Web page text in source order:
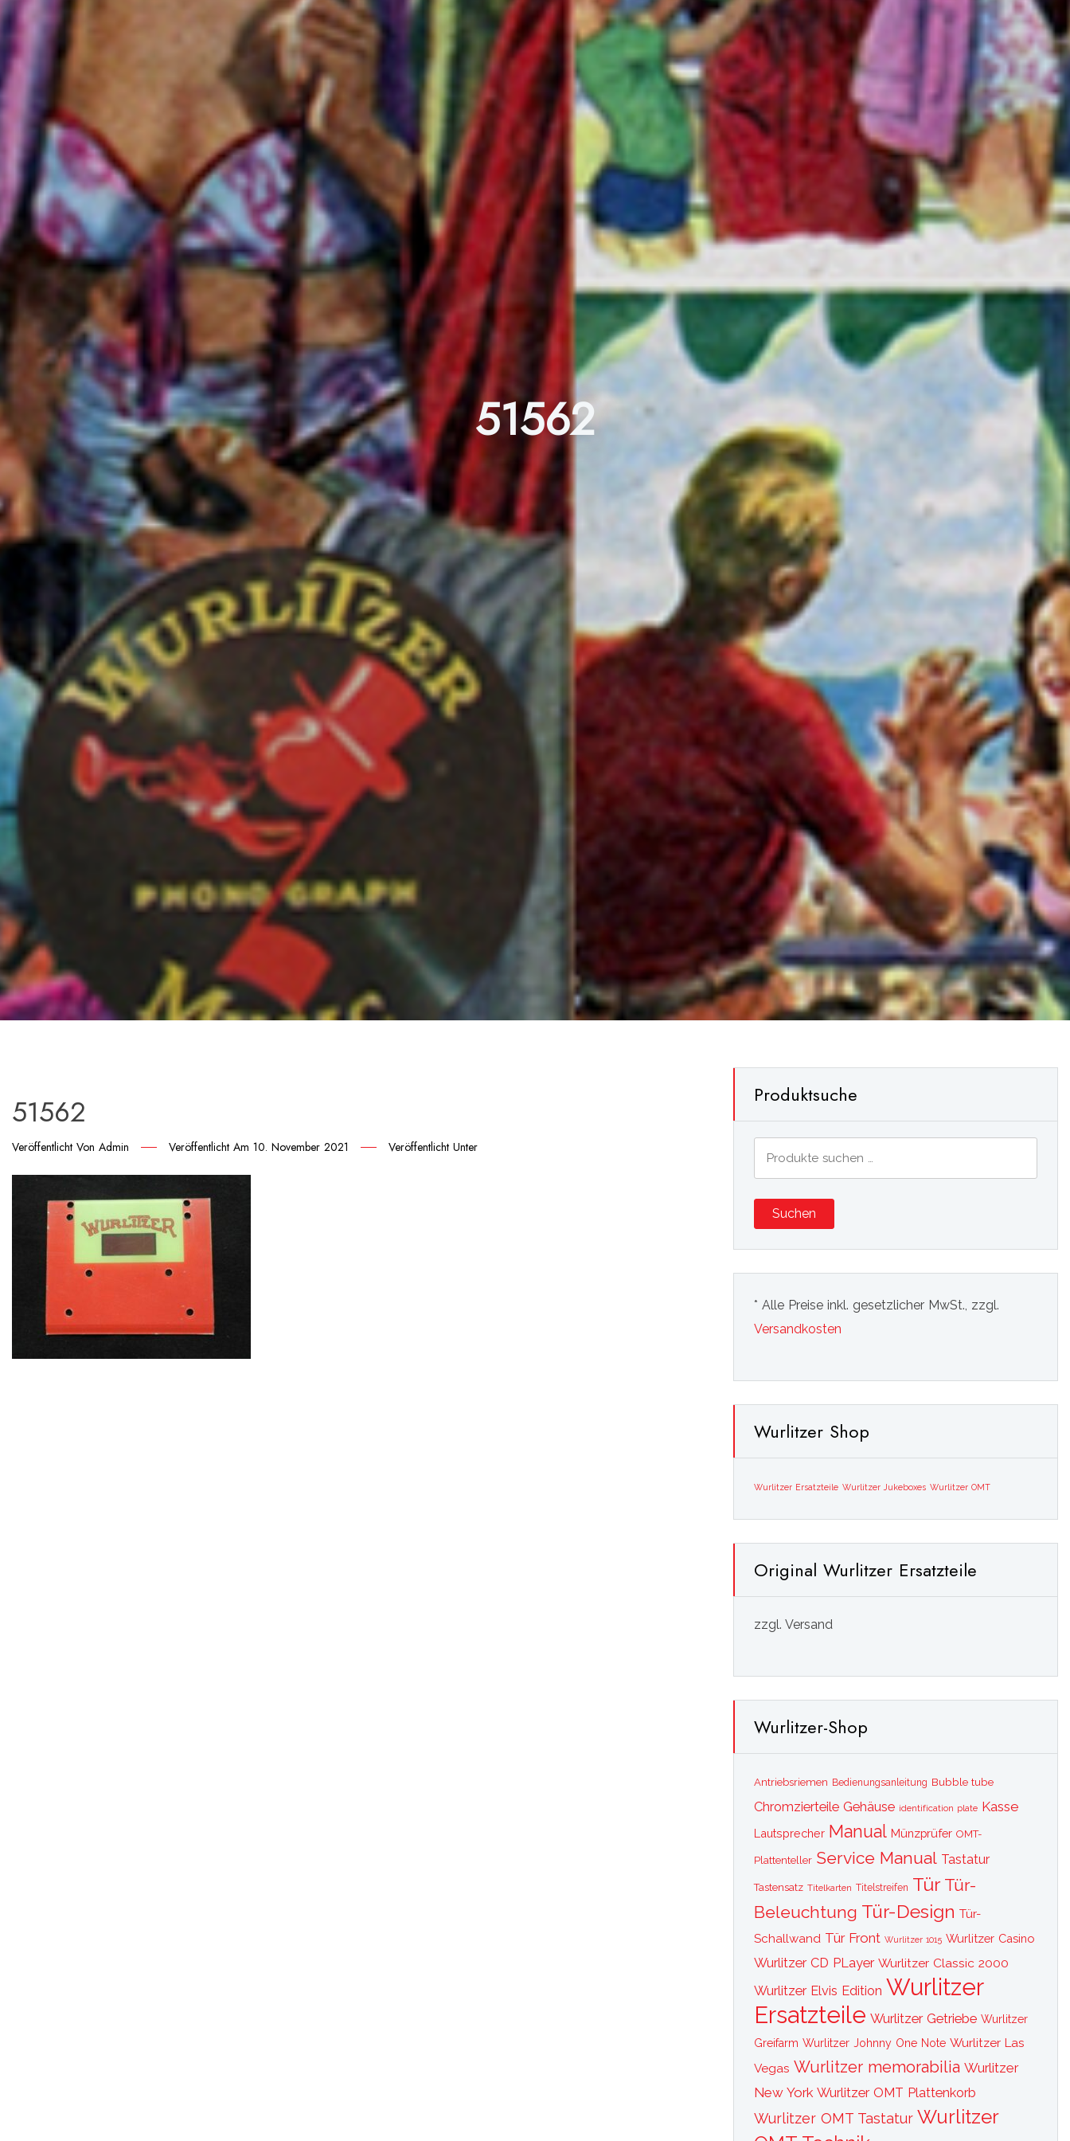
51562
51562
Veröffentlicht Von Admin Veröffentlicht Am 10. November 2021 Veröffentlicht Unter
Produktsuche
Suchen
* Alle Preise inkl. gesetzlicher MwSt., zzgl.
Versandkosten
Wurlitzer Shop
Wurlitzer Ersatzteile Wurlitzer Jukeboxes Wurlitzer OMT
Original Wurlitzer Ersatzteile
zzgl. Versand
Wurlitzer-Shop
Antriebsriemen Bedienungsanleitung Bubble tube
Chromzierteile Gehäuse identification plate Kasse
Lautsprecher Manual Münzprüfer OMT-
Plattenteller Service Manual Tastatur
Tastensatz Titelkarten Titelstreifen Tür Tür-
Beleuchtung Tür-Design Tür-
Schallwand Tür Front Wurlitzer 1015 Wurlitzer Casino
Wurlitzer CD PLayer Wurlitzer Classic 2000
Wurlitzer Elvis Edition Wurlitzer
Ersatzteile Wurlitzer Getriebe Wurlitzer
Greifarm Wurlitzer Johnny One Note Wurlitzer Las
Vegas Wurlitzer memorabilia Wurlitzer
New York Wurlitzer OMT Plattenkorb
Wurlitzer OMT Tastatur Wurlitzer